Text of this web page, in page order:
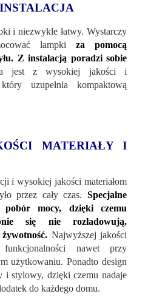
i niezwykle łatwy. Wystarczy
lampki za pomocą
Z instalacją poradzi sobie
jest z wysokiej jakości i
uzupełnia kompaktową
MATERIAŁY I
i wysokiej jakości materiałom
przez cały czas. Specjalne
mocy, dzięki czemu
się nie rozładowują,
Najwyższej jakości
nawet przy
użytkowaniu. Ponadto design
i stylowy, dzięki czemu nadaje
do każdego domu.